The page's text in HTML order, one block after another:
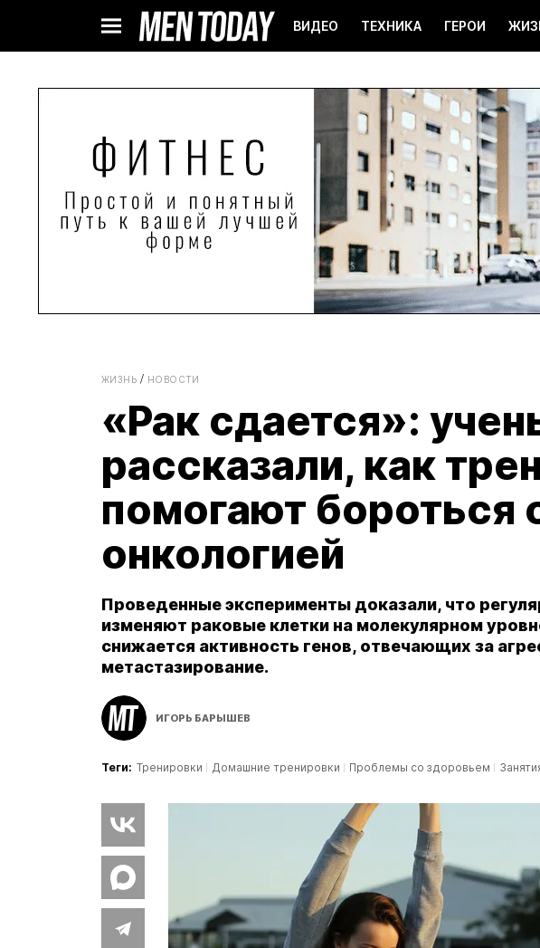
ВИДЕО ТЕХНИКА ГЕРОИ
ЖИЗНЬ НОВОСТИ
«Рак сдается»:
рассказали, как
помогают бороться
онкологией
Проведенные эксперименты доказали, что
изменяют раковые клетки на молекулярном
снижается активность генов, отвечающих за
метастазирование.
ИГОРЬ БАРЫШЕВ
Теги: Тренировки Домашние тренировки Проблемы со здоровьем